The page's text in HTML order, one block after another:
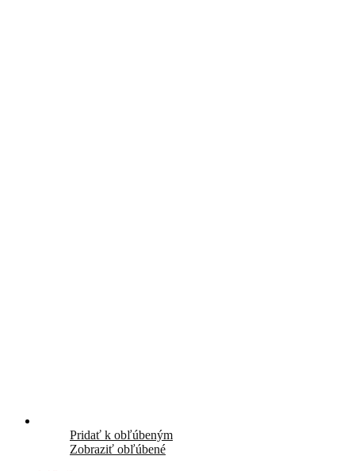
Pridať k obľúbeným
Zobraziť obľúbené